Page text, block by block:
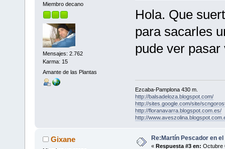
Miembro decano
Mensajes: 2.762
Karma: 15
Amante de las Plantas
Hola. Que
para sacarles
pude ver
Ezcaba-Pamplona 430 m.
http://balsadeloza.blogspot.com/
http://sites.google.com/site/
http://floranavarra.blogspot.com.es/
http://
Gixane Re:Martín Pescador en
« Respuesta #3 en: Octubre